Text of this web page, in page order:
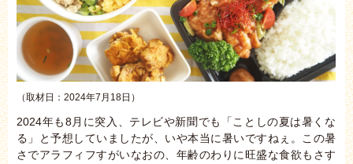
（取材日：2024年7月18日）
2024年も8月に突入、テレビや新聞でも「ことしの夏は暑くな
る」と予想していましたが、いや本当に暑いですねぇ。この暑
さでアラフィフすがいなおの、年齢のわりに旺盛な食欲もさす